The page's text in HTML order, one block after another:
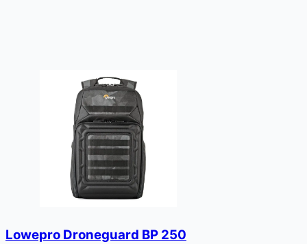
Lowepro Droneguard BP 250